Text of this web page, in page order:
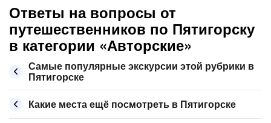
Ответы на вопросы от
путешественников по Пятигорску
в категории «Авторские»
Самые популярные экскурсии этой рубрики в
Пятигорске
Какие места ещё посмотреть в Пятигорске